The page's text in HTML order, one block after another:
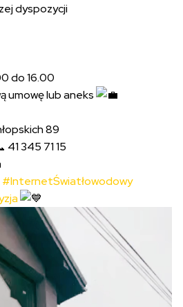
dyspozycji
do 16.00
umowę lub aneks
89
41 345 71 15
#InternetŚwiatłowodowy